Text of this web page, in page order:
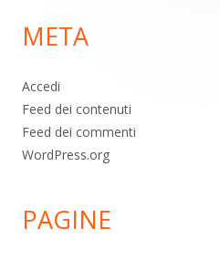
pagina
META
Accedi
Feed dei contenuti
Feed dei commenti
WordPress.org
PAGINE